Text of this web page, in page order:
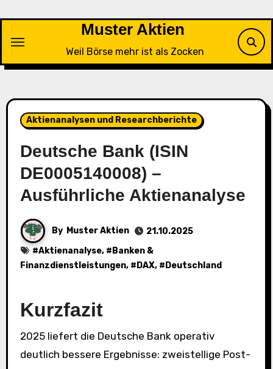
content
Muster Aktien
Weil Börse mehr ist als Zocken
Aktienanalysen und Researchberichte
Deutsche Bank (ISIN
DE0005140008) –
Ausführliche Aktienanalyse
By Muster Aktien
21.10.2025
#Aktienanalyse, # Banken &
Finanzdienstleistungen, # DAX, # Deutschland
Kurzfazit
2025 liefert die Deutsche Bank operativ
deutlich bessere Ergebnisse: zweistellige Post-